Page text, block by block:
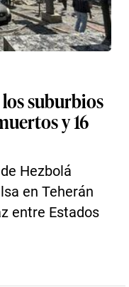
suburbios
y 16
Hezbolá
en Teherán
entre Estados